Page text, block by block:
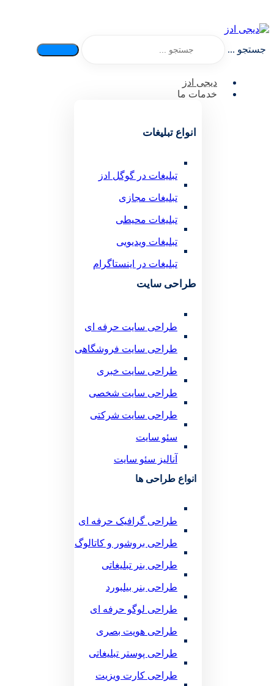
جستجو ...
دیجی ادز
خدمات ما
انواع تبلیغات
تبلیغات در گوگل ادز
تبلیغات مجازی
تبلیغات محیطی
تبلیغات ویدیویی
تبلیغات در اینستاگرام
طراحی سایت
طراحی سایت حرفه ای
طراحی سایت فروشگاهی
طراحی سایت خبری
طراحی سایت شخصی
طراحی سایت شرکتی
سئو سایت
آنالیز سئو سایت
انواع طراحی ها
طراحی گرافیک حرفه ای
طراحی بروشور و کاتالوگ
طراحی بنر تبلیغاتی
طراحی بنر بیلبورد
طراحی لوگو حرفه ای
طراحی هویت بصری
طراحی پوستر تبلیغاتی
طراحی کارت ویزیت